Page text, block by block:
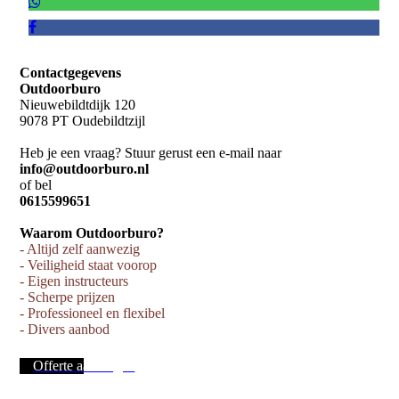
Contactgegevens
Outdoorburo
Nieuwebildtdijk 120
9078 PT Oudebildtzijl
Heb je een vraag? Stuur gerust een e-mail naar
info@outdoorburo.nl
of bel
0615599651
Waarom Outdoorburo?
- Altijd zelf aanwezig
- Veiligheid staat voorop
- Eigen instructeurs
- Scherpe prijzen
- Professioneel en flexibel
- Divers aanbod
Offerte aanvragen